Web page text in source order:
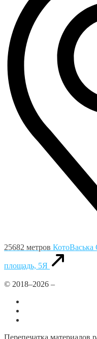
25682 метров КотоВаська
площадь, 5Я
© 2018–2026 –
Перепечатка материалов